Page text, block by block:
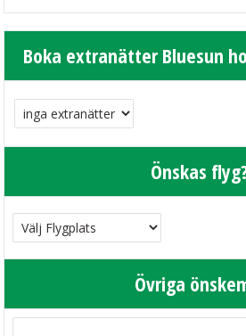
Boka extranätter Bluesun
Önskas
Övriga